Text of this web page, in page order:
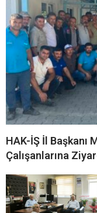
HAK-İŞ İl Başkanı
Çalışanlarına